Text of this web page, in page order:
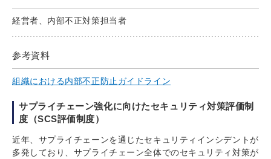
経営者、内部不正対策担当者
参考資料
組織における内部不正防止ガイドライン
サプライチェーン強化に向けたセキュリティ対策評価制
度（SCS評価制度）
近年、サプライチェーンを通じたセキュリティインシデントが
多発しており、サプライチェーン全体でのセキュリティ対策が